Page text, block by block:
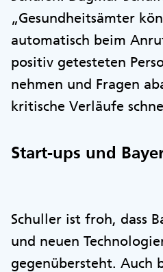
„Gesundheitsämter
automatisch beim
positiv getesteten
nehmen und Fragen
kritische Verläufe
Start-ups und
Schuller ist froh, dass
und neuen
gegenübersteht. Auch